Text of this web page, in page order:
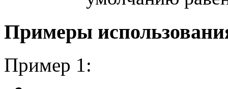
Примеры
Пример 1: